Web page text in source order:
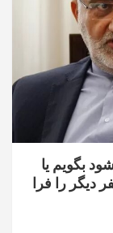
بگویم یا
را فرا